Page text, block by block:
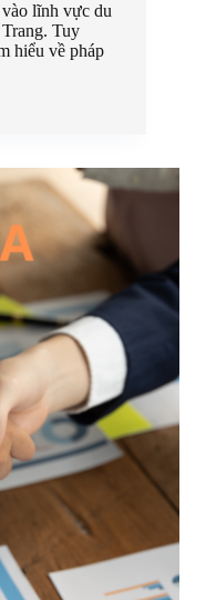
lĩnh vực du
Tuy
hiểu về pháp